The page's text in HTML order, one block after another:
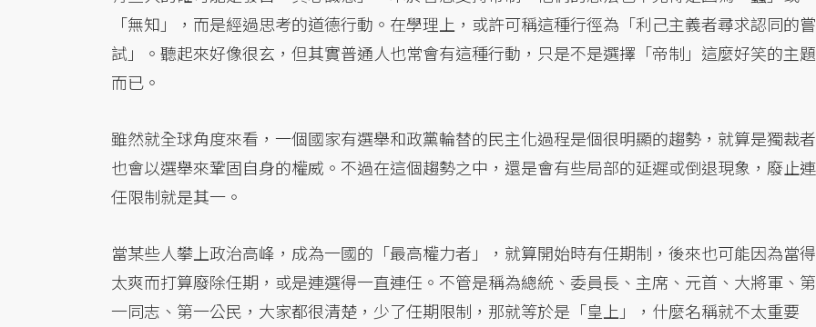
「無知」，而是經過思考的道德行動。在學理上，或許可稱這種行徑為「利己主義者尋求認同的嘗
試」。聽起來好像很玄，但其實普通人也常會有這種行動，只是不是選擇「帝制」這麼好笑的主題
而已。
雖然就全球角度來看，一個國家有選舉和政黨輪替的民主化過程是個很明顯的趨勢，就算是獨裁者
也會以選舉來鞏固自身的權威。不過在這個趨勢之中，還是會有些局部的延遲或倒退現象，廢止連
任限制就是其一。
當某些人攀上政治高峰，成為一國的「最高權力者」，就算開始時有任期制，後來也可能因為當得
太爽而打算廢除任期，或是連選得一直連任。不管是稱為總統、委員長、主席、元首、大將軍、第
一同志、第一公民，大家都很清楚，少了任期限制，那就等於是「皇上」，什麼名稱就不太重要